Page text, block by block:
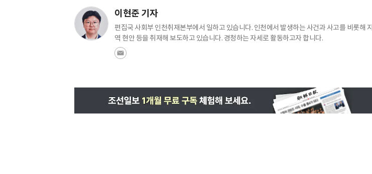
이현준 기자
편집국 사회부 인천취재본부에서 일하고 있습니다. 인천에서 발생하는 사건과 사고를 비롯해 지
역 현안 등을 취재해 보도하고 있습니다. 경청하는 자세로 활동하고자 합니다.